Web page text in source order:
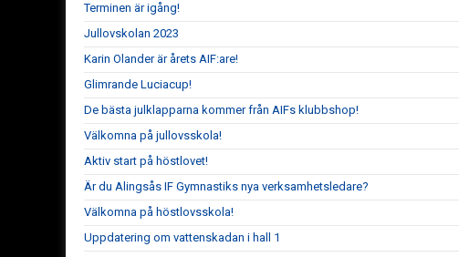
Terminen är igång!
Jullovskolan 2023
Karin Olander är årets AIF:are!
Glimrande Luciacup!
De bästa julklapparna kommer från AIFs klubbshop!
Välkomna på jullovsskola!
Aktiv start på höstlovet!
Är du Alingsås IF Gymnastiks nya verksamhetsledare?
Välkomna på höstlovsskola!
Uppdatering om vattenskadan i hall 1